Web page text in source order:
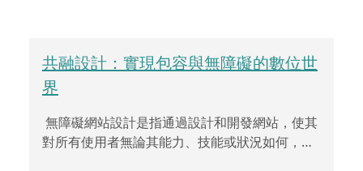
共融設計：實現包容與無障礙的數位世
界
無障礙網站設計是指通過設計和開發網站，使其
對所有使用者無論其能力、技能或狀況如何，都